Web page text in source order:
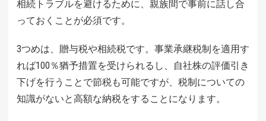
相続トラブルを避けるために、親族間で事前に話し合
っておくことが必須です。
3つめは、贈与税や相続税です。事業承継税制を適用す
れば100％猶予措置を受けられるし、自社株の評価引き
下げを行うことで節税も可能ですが、税制についての
知識がないと高額な納税をすることになります。